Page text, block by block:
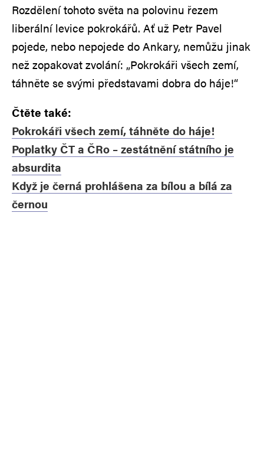
Rozdělení tohoto světa na polovinu řezem
liberální levice pokrokářů. Ať už Petr Pavel
pojede, nebo nepojede do Ankary, nemůžu jinak
než zopakovat zvolání: „Pokrokáři všech zemí,
táhněte se svými představami dobra do háje!“
Čtěte také:
Pokrokáři všech zemí, táhněte do háje!
Poplatky ČT a ČRo – zestátnění státního je
absurdita
Když je černá prohlášena za bílou a bílá za
černou